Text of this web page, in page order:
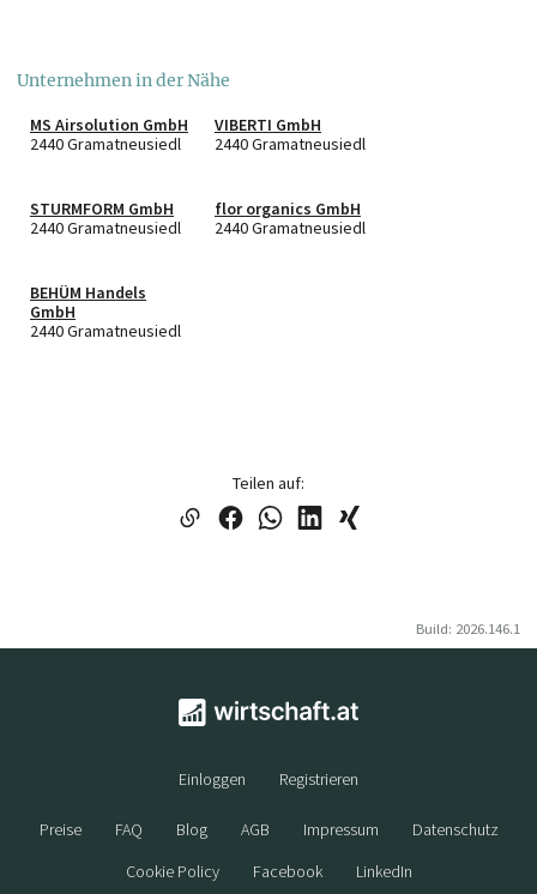
Unternehmen in der Nähe
MS Airsolution GmbH
2440 Gramatneusiedl
VIBERTI GmbH
2440 Gramatneusiedl
STURMFORM GmbH
2440 Gramatneusiedl
flor organics GmbH
2440 Gramatneusiedl
BEHÜM Handels
GmbH
2440 Gramatneusiedl
Teilen auf:
Build: 2026.146.1
Einloggen Registrieren
Preise FAQ Blog AGB Impressum
Datenschutz
Cookie Policy
Facebook LinkedIn